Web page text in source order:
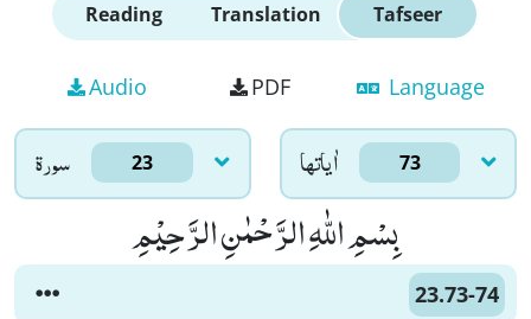
Reading Translation Tafseer
Audio PDF Language
سورۃ 23 اٰياتها 73
بِسْمِ اللّٰهِ الرَّحْمٰنِ الرَّحِیْمِ
23.73-74